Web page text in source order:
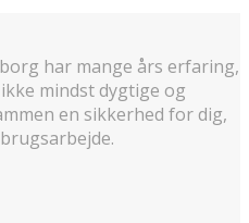
har mange års erfaring,
mindst dygtige og
en sikkerhed for dig,